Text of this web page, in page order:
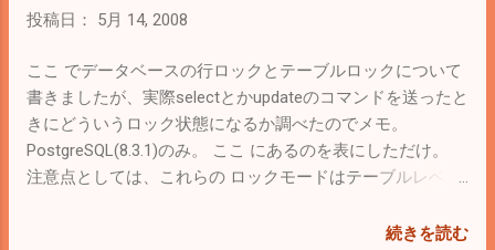
投稿日： 5月 14, 2008
ここ でデータベースの行ロックとテーブルロックについて
書きましたが、実際selectとかupdateのコマンドを送ったと
きにどういうロック状態になるか調べたのでメモ。
PostgreSQL(8.3.1)のみ。 ここ にあるのを表にしただけ。
注意点としては、これらの ロックモードはテーブルレベル
テーブルの別の行に対しては競合しないが、同じ行に対し
続きを読む